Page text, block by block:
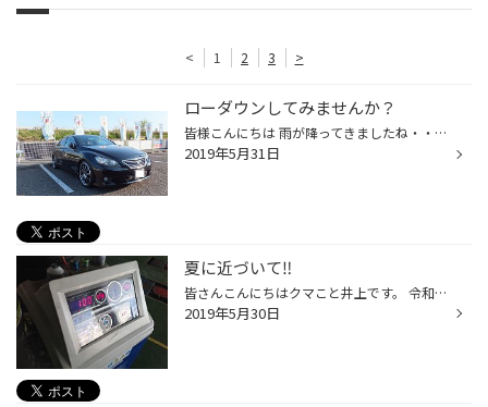
< 1 2 3 >
ローダウンしてみませんか？
皆様こんにちは 雨が降ってきましたね・・・ 天気が悪いと気分もどんよりしちゃいますね。 そんな雨雲を吹き飛ばすべく、今日はローダウン実施いただいたお客様のご紹介です。 お車はトヨタマークX 商品はTEIN ハイテクスプリングをご購入いただきました。 オーナーのI様もタイヤとフェンダーの隙間...
2019年5月31日
夏に近づいて‼︎
皆さんこんにちはクマこと井上です。 令和最初の一ヵ月が終わりますね 何事も最初が肝心といいますが 何にもしていないクマさんです。 さてさて皆さんこれからは 暑くて熱いシーズンが来ますね せめて運転時は快適に過ごしたいものです。 お車のエアコンの効きは良いですか？ クマさんはいつでも汗...
2019年5月30日